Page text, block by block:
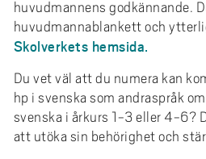
huvudmannens godkännande.
huvudmannablankett och
Skolverkets hemsida.
Du vet väl att du numera kan
hp i svenska som andraspråk
svenska i årkurs 1-3 eller 4-6?
att utöka sin behörighet och